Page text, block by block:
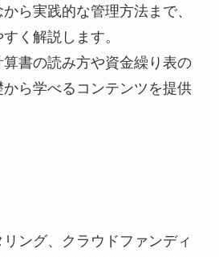
ら実践的な管理方法まで、
く解説します。
書の読み方や資金繰り表の
ら学べるコンテンツを提供
ング、クラウドファンディ